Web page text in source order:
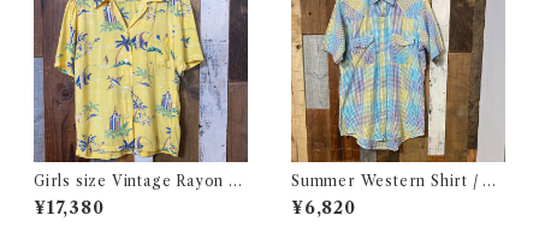
Girls size Vintage Rayon H
awaiian Shirt / ガールズ サイ
ズ ヴィンテージ レーヨン ハワ
¥17,380
Summer Western Shirt / シ
ョートスリーブ ウエスタン シ
ャツ 古着
¥6,820